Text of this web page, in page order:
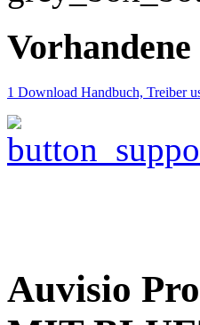
1 Download Handbuch, Treiber
Auvisio